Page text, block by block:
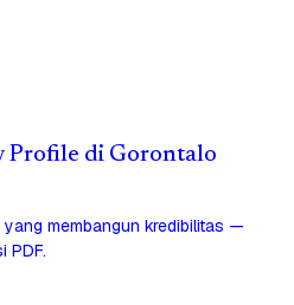
Profile di Gorontalo
membangun kredibilitas —
PDF.